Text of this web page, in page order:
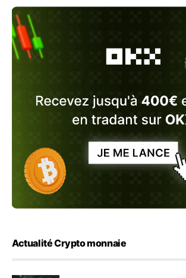
Actualité Crypto monnaie